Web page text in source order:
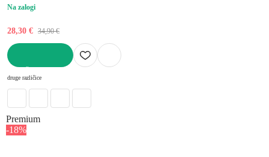
Na zalogi
28,30 € 34,90 €
druge različice
Premium
-18%